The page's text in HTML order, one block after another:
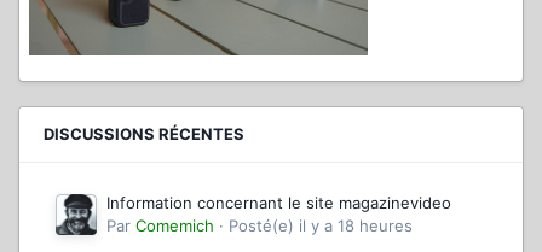
DISCUSSIONS RÉCENTES
Information concernant le site magazinevideo
Par Comemich · Posté(e) il y a 18 heures